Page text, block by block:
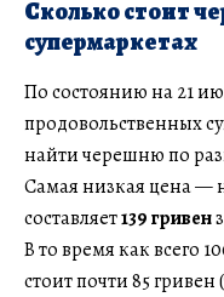
Сколько стоит
супермаркетах
По состоянию на 21
продовольственных
найти черешню по
Самая низкая цена
составляет139 гривен
В то время как всего
стоит почти 85